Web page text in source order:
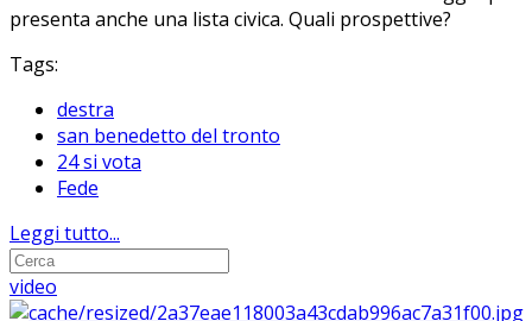
presenta anche una lista civica. Quali prospettive?
Tags:
destra
san benedetto del tronto
24 si vota
Fede
Leggi tutto...
video